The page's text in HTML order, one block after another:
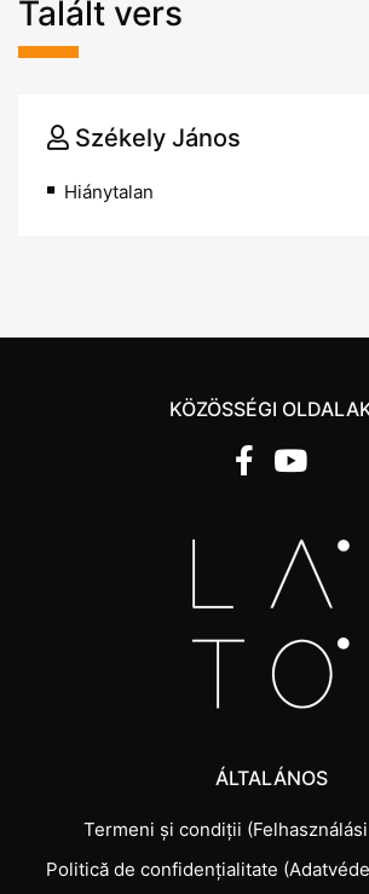
Talált vers
Székely János
Hiánytalan
KÖZÖSSÉGI
ÁLTALÁNOS
Termeni și condiții
Politică de confidențialitate